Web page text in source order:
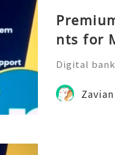
nts for
Digital
ckly and
rowth of